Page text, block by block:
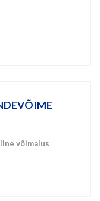
võimalus